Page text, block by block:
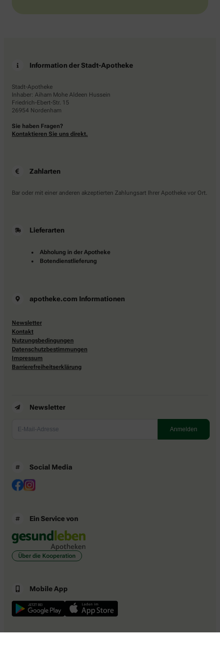
Information der Stadt-Apotheke
Stadt-Apotheke
Inhaber: Aiham Mohe Aldeen Hussein
Friedrich-Ebert-Str. 15
26954 Nordenham
Sie haben Fragen?
Kontaktieren Sie uns direkt.
Zahlarten
Bar oder mit einer anderen akzeptierten Zahlungsart Ihrer Apotheke vor Ort.
Lieferarten
Abholung in der Apotheke
Botendienstlieferung
apotheke.com Informationen
Newsletter
Kontakt
Nutzungsbedingungen
Datenschutzbestimmungen
Impressum
Barrierefreiheitserklärung
Newsletter
Social Media
Ein Service von
Über die Kooperation
Mobile App